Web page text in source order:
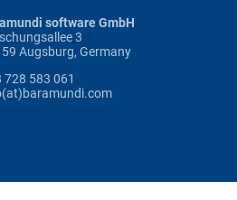
software GmbH
3
Augsburg, Germany
728 583 061